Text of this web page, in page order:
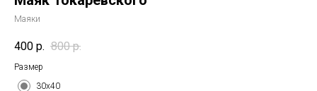
Маяки
400 р. 800 р.
Размер
30х40